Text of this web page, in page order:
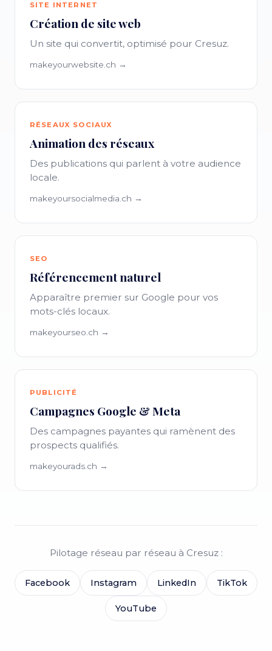
SITE INTERNET
Création de site web
Un site qui convertit, optimisé pour Cresuz.
makeyourwebsite.ch →
RÉSEAUX SOCIAUX
Animation des réseaux
Des publications qui parlent à votre audience
locale.
makeyoursocialmedia.ch →
SEO
Référencement naturel
Apparaître premier sur Google pour vos
mots-clés locaux.
makeyourseo.ch →
PUBLICITÉ
Campagnes Google & Meta
Des campagnes payantes qui ramènent des
prospects qualifiés.
makeyourads.ch →
Pilotage réseau par réseau à Cresuz :
Facebook Instagram LinkedIn TikTok
YouTube